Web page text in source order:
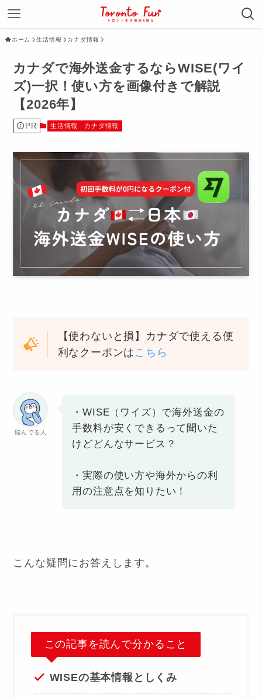
ホーム 生活情報 カナダ情報
カナダで海外送金するならWISE(ワイ
ズ)一択！使い方を画像付きで解説
【2026年】
PR 生活情報 カナダ情報
【使わないと損】カナダで使える便
利なクーポンは こちら
悩んでる人
・WISE（ワイズ）で海外送金の
手数料が安くできるって聞いた
けどどんなサービス？
・実際の使い方や海外からの利
用の注意点を知りたい！
こんな疑問にお答えします。
この記事を読んで分かること
WISEの基本情報としくみ